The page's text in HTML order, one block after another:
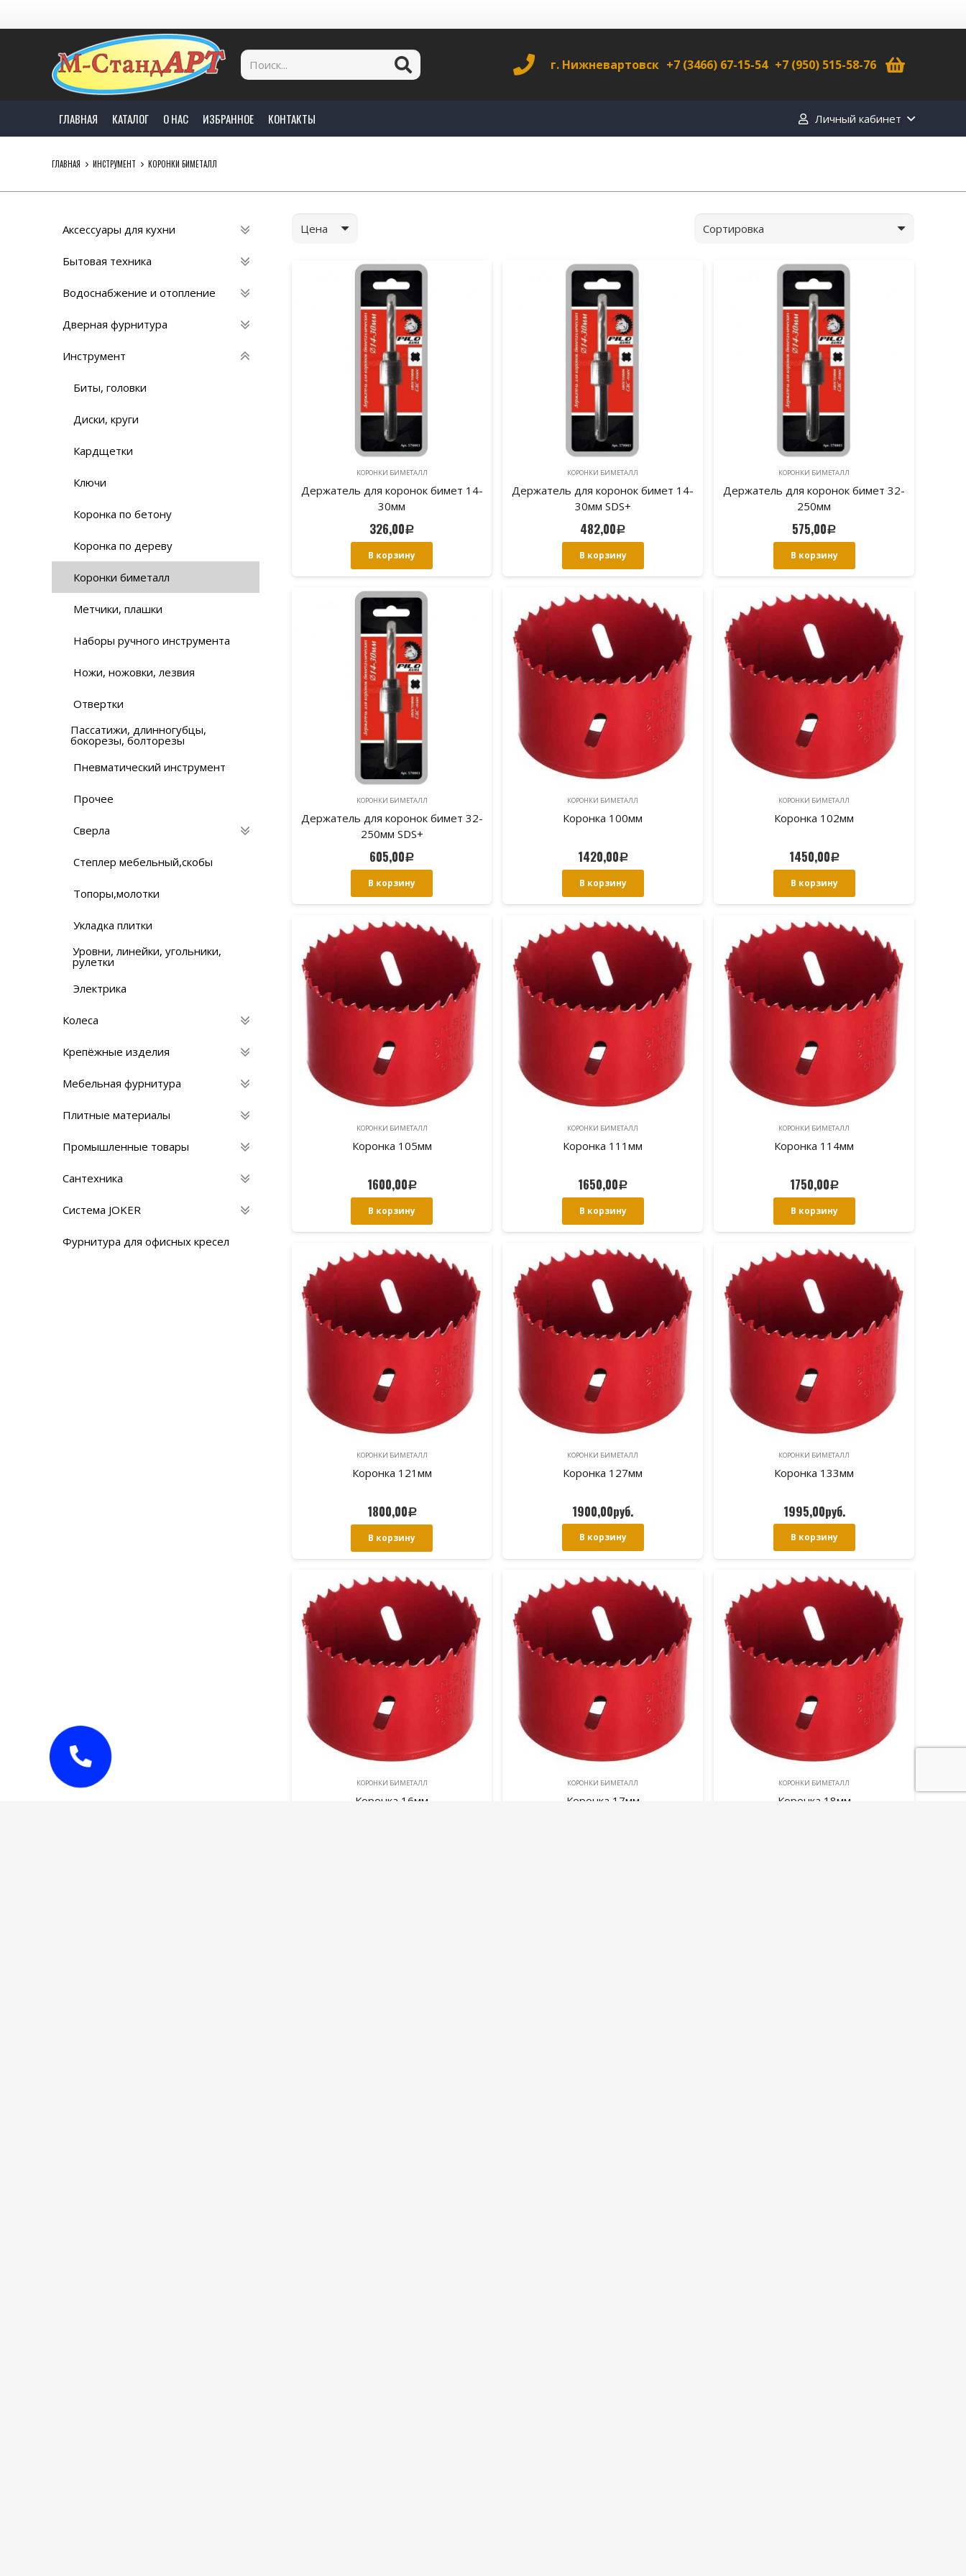
г. Нижневартовск +7 (3466) 67-15-54 +7 (950) 515-58-76
ГЛАВНАЯ КАТАЛОГ О НАС ИЗБРАННОЕ КОНТАКТЫ Личный кабинет
ГЛАВНАЯ ИНСТРУМЕНТ КОРОНКИ БИМЕТАЛЛ
Аксессуары для кухни
Бытовая техника
Водоснабжение и отопление
Дверная фурнитура
Инструмент
Биты, головки
Диски, круги
Кардщетки
Ключи
Коронка по бетону
Коронка по дереву
Коронки биметалл
Метчики, плашки
Наборы ручного инструмента
Ножи, ножовки, лезвия
Отвертки
Пассатижи, длинногубцы,
бокорезы, болторезы
Пневматический инструмент
Прочее
Сверла
Степлер мебельный,скобы
Топоры,молотки
Укладка плитки
Уровни, линейки, угольники,
рулетки
Электрика
Колеса
Крепёжные изделия
Мебельная фурнитура
Плитные материалы
Промышленные товары
Сантехника
Система JOKER
Фурнитура для офисных кресел
Цена
КОРОНКИ БИМЕТАЛЛ
Держатель для коронок бимет 14-
30мм
326,00Р
В корзину
КОРОНКИ БИМЕТАЛЛ
Держатель для коронок бимет 14-
30мм SDS+
482,00Р
В корзину
КОРОНКИ БИМЕТАЛЛ
Держатель для коронок бимет 32-
250мм
575,00Р
В корзину
КОРОНКИ БИМЕТАЛЛ
Держатель для коронок бимет 32-
250мм SDS+
605,00Р
В корзину
КОРОНКИ БИМЕТАЛЛ
Коронка 100мм
1420,00Р
В корзину
КОРОНКИ БИМЕТАЛЛ
Коронка 102мм
1450,00Р
В корзину
КОРОНКИ БИМЕТАЛЛ
Коронка 105мм
1600,00Р
В корзину
КОРОНКИ БИМЕТАЛЛ
Коронка 111мм
1650,00Р
В корзину
КОРОНКИ БИМЕТАЛЛ
Коронка 114мм
1750,00Р
В корзину
КОРОНКИ БИМЕТАЛЛ
Коронка 121мм
1800,00Р
В корзину
КОРОНКИ БИМЕТАЛЛ
Коронка 127мм
1900,00руб.
В корзину
КОРОНКИ БИМЕТАЛЛ
Коронка 133мм
1995,00руб.
В корзину
КОРОНКИ БИМЕТАЛЛ
Коронка 16мм
КОРОНКИ БИМЕТАЛЛ
Коронка 17мм
КОРОНКИ БИМЕТАЛЛ
Коронка 18мм